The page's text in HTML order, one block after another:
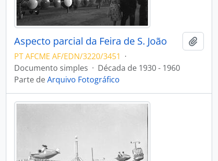
Aspecto parcial da Feira de S. João
PT AFCME AF/EDN/3220/3451 ·
Documento simples · Década de 1930 - 1960
Parte deArquivo Fotográfico